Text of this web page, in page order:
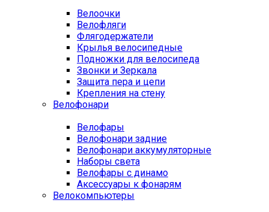
Велоочки
Велофляги
Флягодержатели
Крылья велосипедные
Подножки для велосипеда
Звонки и Зеркала
Защита пера и цепи
Крепления на стену
Велофонари
Велофары
Велофонари задние
Велофонари аккумуляторные
Наборы света
Велофары с динамо
Аксессуары к фонарям
Велокомпьютеры